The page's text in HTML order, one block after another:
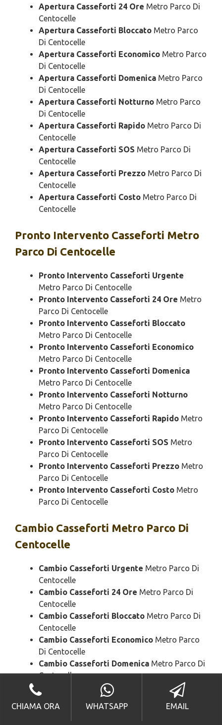
Apertura Casseforti 24 Ore Metro Parco Di
Centocelle
Apertura Casseforti Bloccato Metro Parco
Di Centocelle
Apertura Casseforti Economico Metro Parco
Di Centocelle
Apertura Casseforti Domenica Metro Parco
Di Centocelle
Apertura Casseforti Notturno Metro Parco
Di Centocelle
Apertura Casseforti Rapido Metro Parco Di
Centocelle
Apertura Casseforti SOS Metro Parco Di
Centocelle
Apertura Casseforti Prezzo Metro Parco Di
Centocelle
Apertura Casseforti Costo Metro Parco Di
Centocelle
Pronto Intervento Casseforti Metro
Parco Di Centocelle
Pronto Intervento Casseforti Urgente
Metro Parco Di Centocelle
Pronto Intervento Casseforti 24 Ore Metro
Parco Di Centocelle
Pronto Intervento Casseforti Bloccato
Metro Parco Di Centocelle
Pronto Intervento Casseforti Economico
Metro Parco Di Centocelle
Pronto Intervento Casseforti Domenica
Metro Parco Di Centocelle
Pronto Intervento Casseforti Notturno
Metro Parco Di Centocelle
Pronto Intervento Casseforti Rapido Metro
Parco Di Centocelle
Pronto Intervento Casseforti SOS Metro
Parco Di Centocelle
Pronto Intervento Casseforti Prezzo Metro
Parco Di Centocelle
Pronto Intervento Casseforti Costo Metro
Parco Di Centocelle
Cambio Casseforti Metro Parco Di
Centocelle
Cambio Casseforti Urgente Metro Parco Di
Centocelle
Cambio Casseforti 24 Ore Metro Parco Di
Centocelle
Cambio Casseforti Bloccato Metro Parco Di
Centocelle
Cambio Casseforti Economico Metro Parco
Di Centocelle
Cambio Casseforti Domenica Metro Parco Di
Centocelle
Cambio Casseforti Notturno
Metro Parco Di
Cambio Casseforti Rapido
Metro Parco Di
Centocelle
CHIAMA ORA WHATSAPP EMAIL